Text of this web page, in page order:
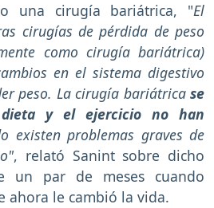
una cirugía bariátrica, "El
cirugías de pérdida de peso
como cirugía bariátrica)
en el sistema digestivo
peso. La cirugía bariátrica se
y el ejercicio no han
existen problemas graves de
, relató Sanint sobre dicho
un par de meses cuando
ahora le cambió la vida.